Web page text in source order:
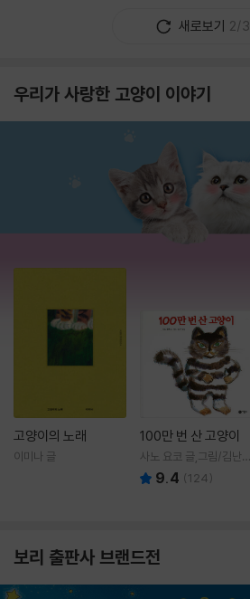
새로보기 2/3
우리가 사랑한 고양이 이야기
고양이의 노래
이미나 글
100만 번 산 고양이
사노 요코 글,그림/김난주
역 9.4 (124)
보리 출판사 브랜드전